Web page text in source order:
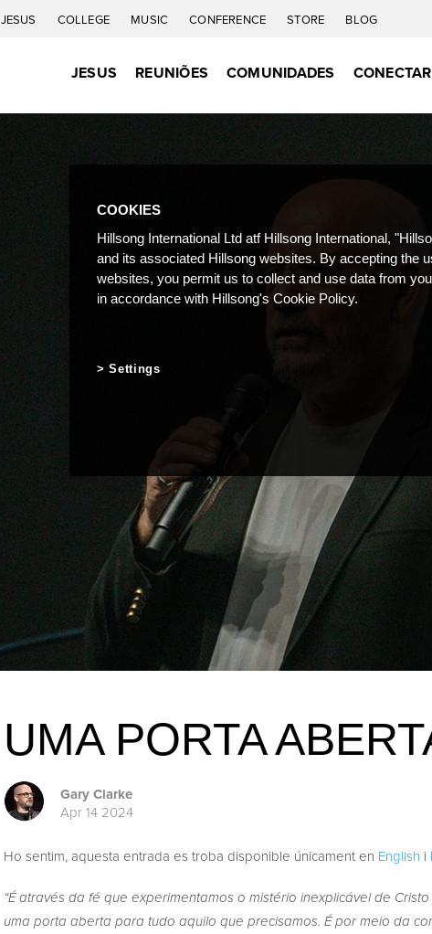
JESUS COLLEGE MUSIC CONFERENCE STORE BLOG
JESUS REUNIÕES COMUNIDADES CONECTAR
UMA PORTA
Gary Clarke
Apr 14 2024
Ho sentim, aquesta entrada es troba disponible únicament en English i
“É através da fé que experimentamos o mistério inexplicável de
uma porta aberta para tudo aquilo que precisamos. É por meio da
COOKIES
Hillsong International Ltd atf Hillsong International,
and its associated Hillsong websites. By accepting the
websites, you permit us to collect and use data from
in accordance with Hillsong's Cookie Policy.
Settings